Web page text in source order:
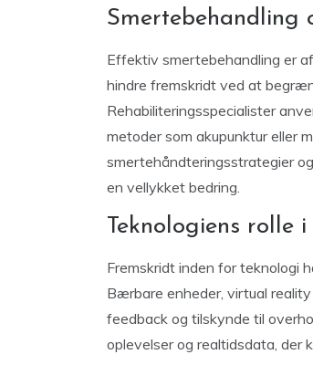
Smertebehandling
Effektiv smertebehandling er
hindre fremskridt ved at
Rehabiliteringsspecialister
metoder som akupunktur eller
smertehåndteringsstrategier
en vellykket bedring.
Teknologiens rolle
Fremskridt inden for teknologi
Bærbare enheder, virtual
feedback og tilskynde til
oplevelser og realtidsdata, der